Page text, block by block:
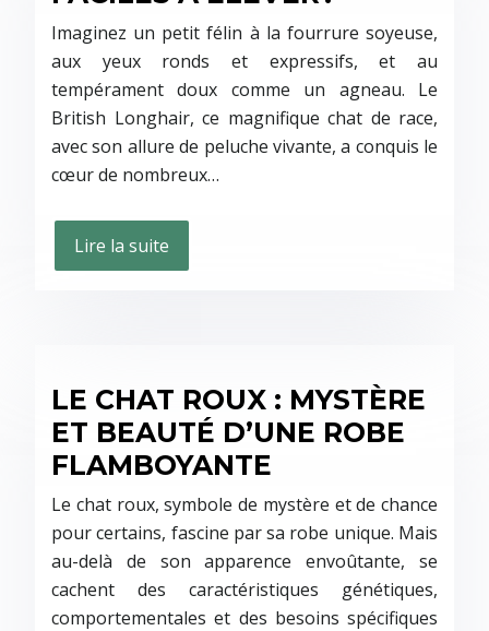
Imaginez un petit félin à la fourrure soyeuse,
aux yeux ronds et expressifs, et au
tempérament doux comme un agneau. Le
British Longhair, ce magnifique chat de race,
avec son allure de peluche vivante, a conquis le
cœur de nombreux…
Lire la suite
LE CHAT ROUX : MYSTÈRE
ET BEAUTÉ D’UNE ROBE
FLAMBOYANTE
Le chat roux, symbole de mystère et de chance
pour certains, fascine par sa robe unique. Mais
au-delà de son apparence envoûtante, se
cachent des caractéristiques génétiques,
comportementales et des besoins spécifiques